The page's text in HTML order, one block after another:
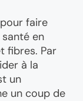
faire
en
fibres. Par
à la
un
un coup de